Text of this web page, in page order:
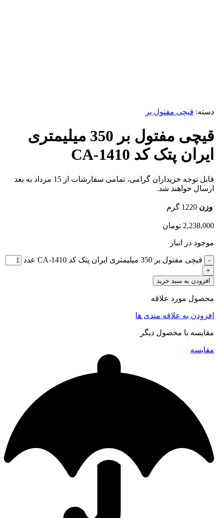
دسته: قیچی مفتول بر
قیچی مفتول بر 350 میلیمتری
ایران پتک کد CA-1410
قابل توجه خریداران گرامی، تمامی سفارشات از 15 مرداد به بعد
ارسال خواهند شد.
وزن 1220 گرم
2,238,000 تومان
موجود در انبار
قیچی مفتول بر 350 میلیمتری ایران پتک کد CA-1410 عدد
افزودن به سبد خرید
محصول مورد علاقه
افزودن به علاقه مندی ها
مقایسه با محصول دیگر
مقایسه